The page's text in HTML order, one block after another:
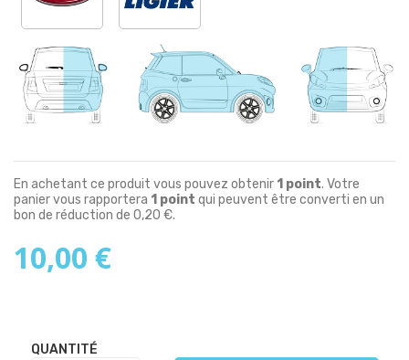
En achetant ce produit vous pouvez obtenir 1 point. Votre
panier vous rapportera 1 point qui peuvent être converti en un
bon de réduction de 0,20 €.
10,00 €
QUANTITÉ